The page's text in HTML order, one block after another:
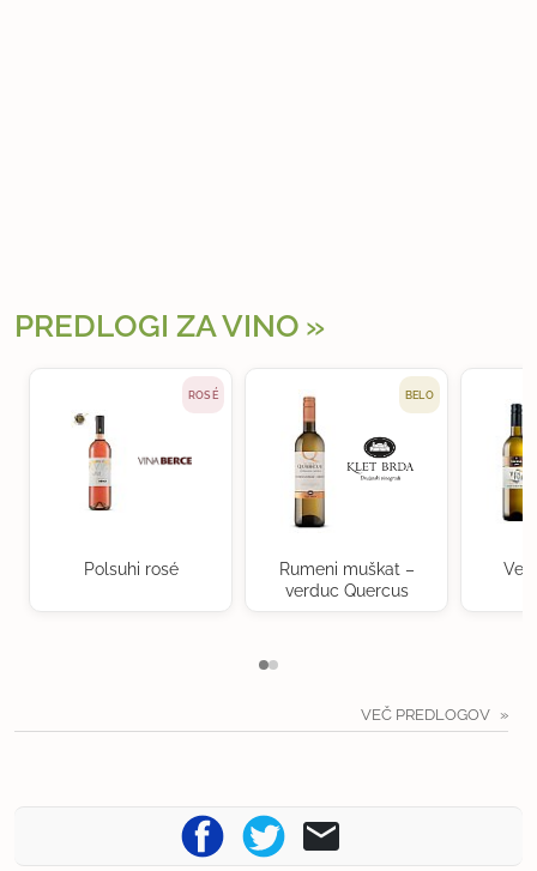
PREDLOGI ZA VINO
ROSÉ
Polsuhi rosé
BELO
Rumeni muškat –
verduc Quercus
VEČ PREDLOGOV